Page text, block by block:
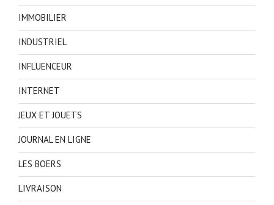
IMMOBILIER
INDUSTRIEL
INFLUENCEUR
INTERNET
JEUX ET JOUETS
JOURNAL EN LIGNE
LES BOERS
LIVRAISON